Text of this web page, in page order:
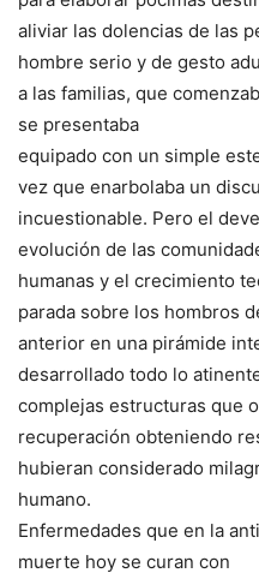
aliviar las dolencias de las
hombre serio y de gesto
a las familias, que
se presentaba
equipado con un simple
vez que enarbolaba un
incuestionable. Pero el
evolución de las
humanas y el crecimiento
parada sobre los hombros
anterior en una pirámide
desarrollado todo lo
complejas estructuras que
recuperación obteniendo
hubieran considerado
humano.
Enfermedades que en la
muerte hoy se curan con